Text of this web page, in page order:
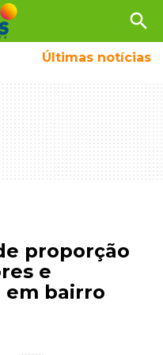
search
Últimas notícias
proporção
e
bairro